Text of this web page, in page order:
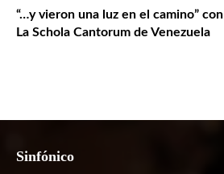
“…y vieron una luz en el camino” con
La Schola Cantorum de Venezuela
Sinfónico